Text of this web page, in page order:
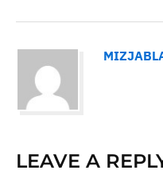
LEAVE A